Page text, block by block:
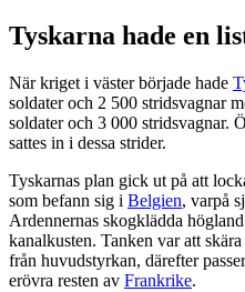
Tyskarna hade en
När kriget i väster började hade
soldater och 2 500 stridsvagnar
soldater och 3 000 stridsvagnar.
sattes in i dessa strider.
Tyskarnas plan gick ut på att
som befann sig i Belgien, varpå
Ardennernas skogklädda
kanalkusten. Tanken var att
från huvudstyrkan, därefter
erövra resten av Frankrike.